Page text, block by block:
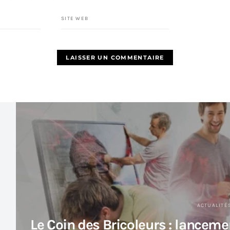
SITE WEB
ACTUALITÉS
Le Coin des Bricoleurs :